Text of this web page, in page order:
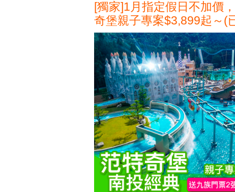
[獨家]1月指定假日不加價
奇堡親子專案$3,899起～(